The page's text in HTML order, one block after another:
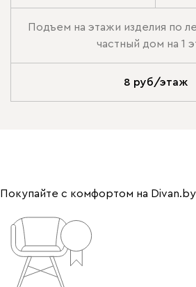
Подъем на этажи изделия по
частный дом на 1
8 руб/этаж
Покупайте с комфортом на Divan.by